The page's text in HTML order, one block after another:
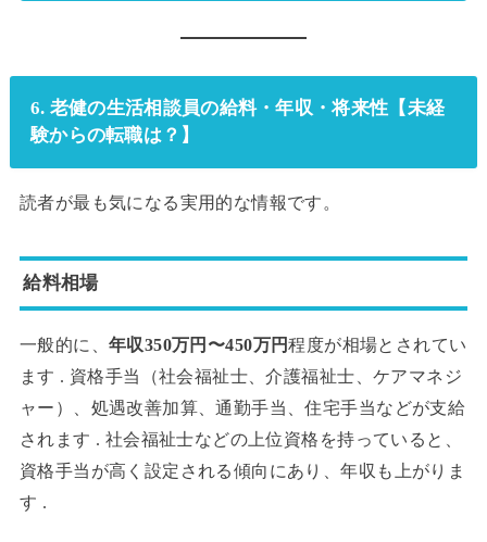
6. 老健の生活相談員の給料・年収・将来性【未経
験からの転職は？】
読者が最も気になる実用的な情報です。
給料相場
一般的に、 年収350万円〜450万円程度が相場とされてい
ます . 資格手当（社会福祉士、介護福祉士、ケアマネジ
ャー）、処遇改善加算、通勤手当、住宅手当などが支給
されます . 社会福祉士などの上位資格を持っていると、
資格手当が高く設定される傾向にあり、年収も上がりま
す .